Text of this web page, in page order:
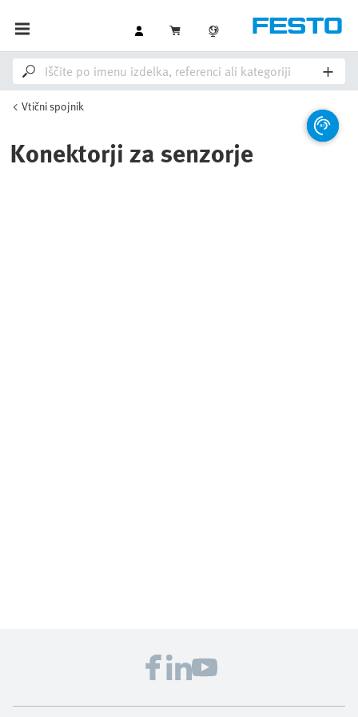
Vtični spojnik
Konektorji za senzorje